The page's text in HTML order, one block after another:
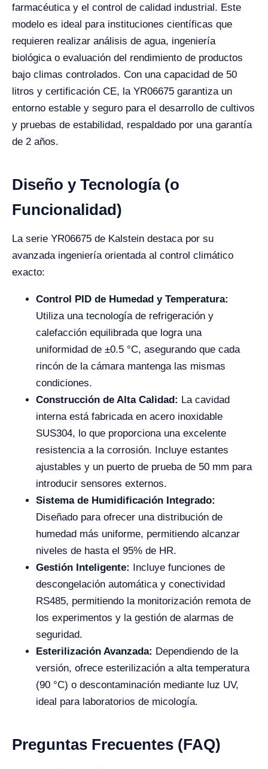
farmacéutica y el control de calidad industrial. Este
modelo es ideal para instituciones científicas que
requieren realizar análisis de agua, ingeniería
biológica o evaluación del rendimiento de productos
bajo climas controlados. Con una capacidad de 50
litros y certificación CE, la YR06675 garantiza un
entorno estable y seguro para el desarrollo de cultivos
y pruebas de estabilidad, respaldado por una garantía
de 2 años.
Diseño y Tecnología (o
Funcionalidad)
La serie YR06675 de Kalstein destaca por su
avanzada ingeniería orientada al control climático
exacto:
Control PID de Humedad y Temperatura:
Utiliza una tecnología de refrigeración y
calefacción equilibrada que logra una
uniformidad de ±0.5 °C, asegurando que cada
rincón de la cámara mantenga las mismas
condiciones.
Construcción de Alta Calidad: La cavidad
interna está fabricada en acero inoxidable
SUS304, lo que proporciona una excelente
resistencia a la corrosión. Incluye estantes
ajustables y un puerto de prueba de 50 mm para
introducir sensores externos.
Sistema de Humidificación Integrado:
Diseñado para ofrecer una distribución de
humedad más uniforme, permitiendo alcanzar
niveles de hasta el 95% de HR.
Gestión Inteligente: Incluye funciones de
descongelación automática y conectividad
RS485, permitiendo la monitorización remota de
los experimentos y la gestión de alarmas de
seguridad.
Esterilización Avanzada: Dependiendo de la
versión, ofrece esterilización a alta temperatura
(90 °C) o descontaminación mediante luz UV,
ideal para laboratorios de micología.
Preguntas Frecuentes (FAQ)